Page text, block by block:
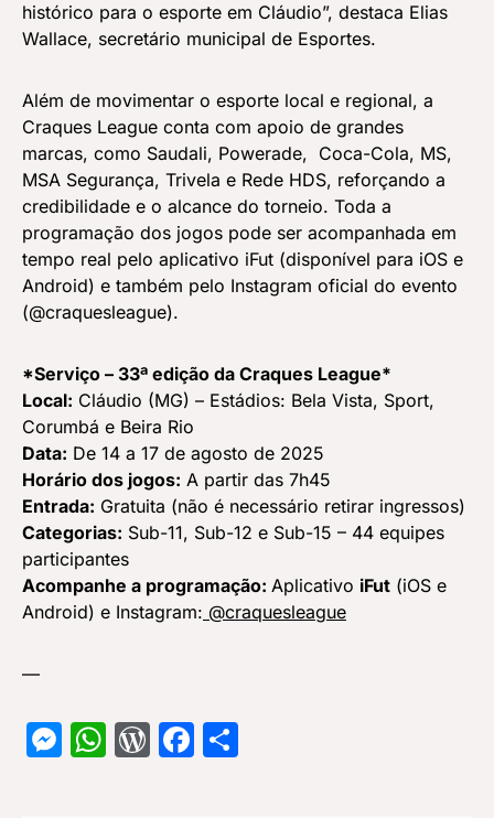
histórico para o esporte em Cláudio”, destaca Elias
Wallace, secretário municipal de Esportes.
Além de movimentar o esporte local e regional, a
Craques League conta com apoio de grandes
marcas, como Saudali, Powerade, Coca-Cola, MS,
MSA Segurança, Trivela e Rede HDS, reforçando a
credibilidade e o alcance do torneio. Toda a
programação dos jogos pode ser acompanhada em
tempo real pelo aplicativo iFut (disponível para iOS e
Android) e também pelo Instagram oficial do evento
(@craquesleague).
*Serviço – 33ª edição da Craques League*
Local: Cláudio (MG) – Estádios: Bela Vista, Sport,
Corumbá e Beira Rio
Data: De 14 a 17 de agosto de 2025
Horário dos jogos: A partir das 7h45
Entrada: Gratuita (não é necessário retirar ingressos)
Categorias: Sub-11, Sub-12 e Sub-15 – 44 equipes
participantes
Acompanhe a programação: Aplicativo iFut (iOS e
Android) e Instagram: @craquesleague
—
Messenger
WhatsApp
WordPress
Facebook